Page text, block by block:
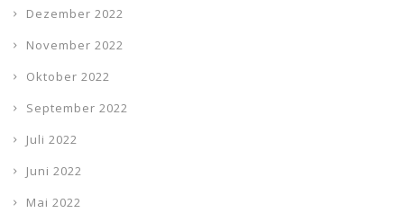
Dezember 2022
November 2022
Oktober 2022
September 2022
Juli 2022
Juni 2022
Mai 2022